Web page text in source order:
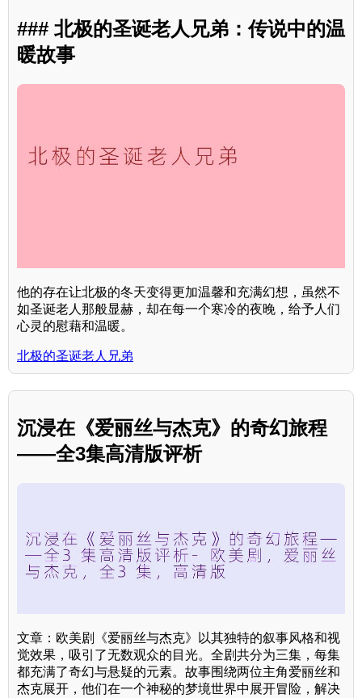
### 北极的圣诞老人兄弟：传说中的温
暖故事
他的存在让北极的冬天变得更加温馨和充满幻想，虽然不
如圣诞老人那般显赫，却在每一个寒冷的夜晚，给予人们
心灵的慰藉和温暖。
北极的圣诞老人兄弟
沉浸在《爱丽丝与杰克》的奇幻旅程
——全3集高清版评析
文章：欧美剧《爱丽丝与杰克》以其独特的叙事风格和视
觉效果，吸引了无数观众的目光。全剧共分为三集，每集
都充满了奇幻与悬疑的元素。故事围绕两位主角爱丽丝和
杰克展开，他们在一个神秘的梦境世界中展开冒险，解决